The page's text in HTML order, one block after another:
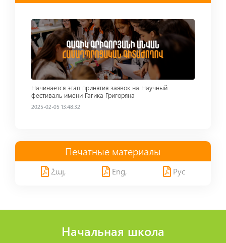
Read more
Начинается этап принятия заявок на Научный
фестиваль имени Гагика Григоряна
2025-02-05 13:48:32
Печатные материалы
Հայ, Eng, Рус
Начальная школа